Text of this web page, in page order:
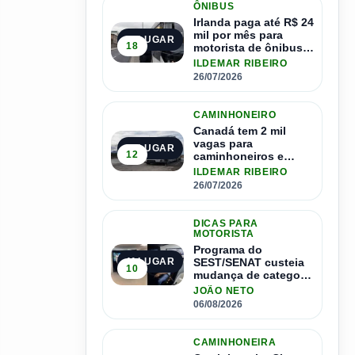
2º LUGAR
18
ÔNIBUS
Irlanda paga até R$ 24
mil por mês para
motorista de ônibus e
pode contratar até
1.500 motoristas
ILDEMAR RIBEIRO
26/07/2026
3º LUGAR
12
CAMINHONEIRO
Canadá tem 2 mil
vagas para
caminhoneiros e
salário de até R$ 24
mil por mês
ILDEMAR RIBEIRO
26/07/2026
4º LUGAR
10
DICAS PARA
MOTORISTA
Programa do
SEST/SENAT custeia
mudança de categoria
da CNH; saiba como
se inscrever
JOÃO NETO
06/08/2026
CAMINHONEIRA